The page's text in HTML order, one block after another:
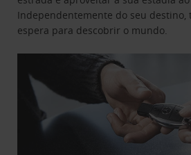
Independentemente do seu destino,
espera para descobrir o mundo.